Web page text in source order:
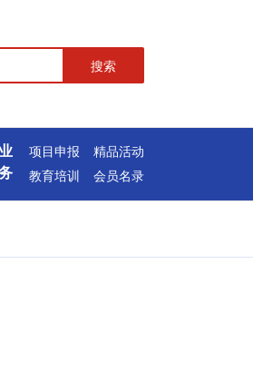
搜索
项目申报
精品活动
教育培训
会员名录